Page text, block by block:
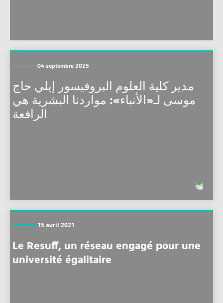
04 septembre 2025
مدير كلية العلوم البروفيسور إيلي حاج
موسى لـ«الأنباء»: مواردنا البشرية هي
الرافعة
15 avril 2021
Le Resuff, un réseau engagé pour une
université égalitaire